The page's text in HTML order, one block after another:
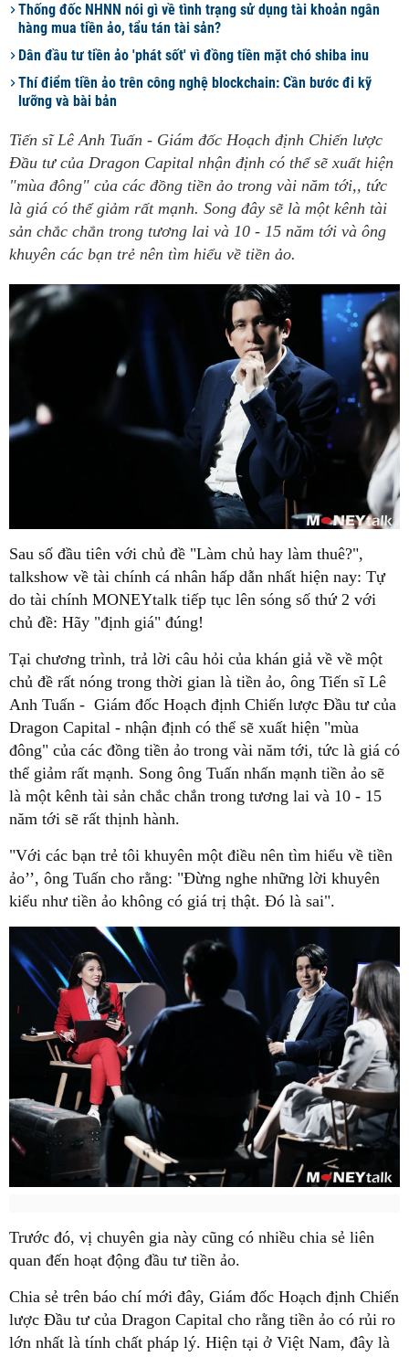
Thống đốc NHNN nói gì về tình trạng sử dụng tài khoản ngân
hàng mua tiền ảo, tẩu tán tài sản?
Dân đầu tư tiền ảo 'phát sốt' vì đồng tiền mặt chó shiba inu
Thí điểm tiền ảo trên công nghệ blockchain: Cần bước đi kỹ
lưỡng và bài bản
Tiến sĩ Lê Anh Tuấn - Giám đốc Hoạch định Chiến lược
Đầu tư của Dragon Capital nhận định có thể sẽ xuất hiện
"mùa đông" của các đồng tiền ảo trong vài năm tới,, tức
là giá có thể giảm rất mạnh. Song đây sẽ là một kênh tài
sản chắc chắn trong tương lai và 10 - 15 năm tới và ông
khuyên các bạn trẻ nên tìm hiểu về tiền ảo.
Sau số đầu tiên với chủ đề "Làm chủ hay làm thuê?",
talkshow về tài chính cá nhân hấp dẫn nhất hiện nay: Tự
do tài chính MONEYtalk tiếp tục lên sóng số thứ 2 với
chủ đề: Hãy "định giá" đúng!
Tại chương trình, trả lời câu hỏi của khán giả về về một
chủ đề rất nóng trong thời gian là tiền ảo, ông Tiến sĩ Lê
Anh Tuấn - Giám đốc Hoạch định Chiến lược Đầu tư của
Dragon Capital - nhận định có thể sẽ xuất hiện "mùa
đông" của các đồng tiền ảo trong vài năm tới, tức là giá có
thể giảm rất mạnh. Song ông Tuấn nhấn mạnh tiền ảo sẽ
là một kênh tài sản chắc chắn trong tương lai và 10 - 15
năm tới sẽ rất thịnh hành.
"Với các bạn trẻ tôi khuyên một điều nên tìm hiểu về tiền
ảo’’, ông Tuấn cho rằng: "Đừng nghe những lời khuyên
kiểu như tiền ảo không có giá trị thật. Đó là sai".
Trước đó, vị chuyên gia này cũng có nhiều chia sẻ liên
quan đến hoạt động đầu tư tiền ảo.
Chia sẻ trên báo chí mới đây, Giám đốc Hoạch định Chiến
lược Đầu tư của Dragon Capital cho rằng tiền ảo có rủi ro
lớn nhất là tính chất pháp lý. Hiện tại ở Việt Nam, đây là